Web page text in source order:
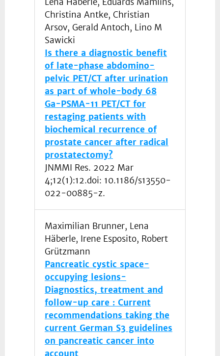
Christina Antke, Christian
Arsov, Gerald Antoch, Lino M
Sawicki
Is there a diagnostic benefit
of late-phase abdomino-
pelvic PET/CT after urination
as part of whole-body 68
Ga-PSMA-11 PET/CT for
restaging patients with
biochemical recurrence of
prostate cancer after radical
prostatectomy?
JNMMI Res. 2022 Mar
4;12(1):12.doi: 10.1186/s13550-
022-00885-z.
Maximilian Brunner, Lena
Häberle, Irene Esposito, Robert
Grützmann
Pancreatic cystic space-
occupying lesions-
Diagnostics, treatment and
follow-up care : Current
recommendations taking the
current German S3 guidelines
on pancreatic cancer into
account